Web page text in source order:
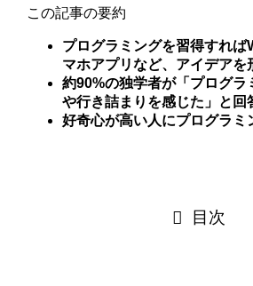
この記事の要約
プログラミングを習得すれば
マホアプリなど、アイデアを
約90%の独学者が「プログラ
や行き詰まりを感じた」と回
好奇心が高い人にプログラミ
目次